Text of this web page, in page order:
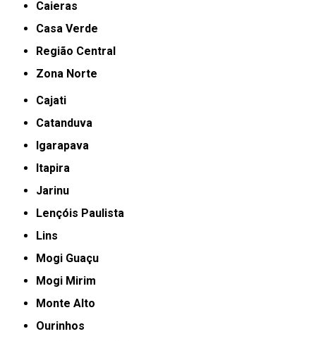
Caieras
Casa Verde
Região Central
Zona Norte
Cajati
Catanduva
Igarapava
Itapira
Jarinu
Lençóis Paulista
Lins
Mogi Guaçu
Mogi Mirim
Monte Alto
Ourinhos